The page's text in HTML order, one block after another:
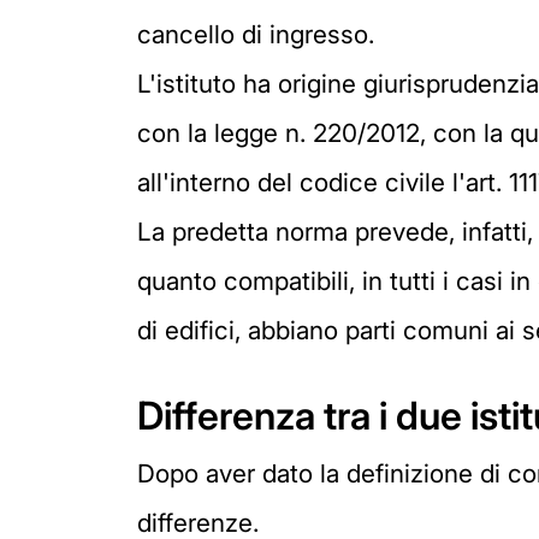
cancello di ingresso.
L'istituto ha origine
con la legge n. 220/2012, con la
all'interno del codice civile l'art.
La predetta norma prevede,
quanto compatibili, in tutti i casi
di edifici, abbiano parti comuni ai
Differenza tra i due
Dopo aver dato la definizione di
differenze.